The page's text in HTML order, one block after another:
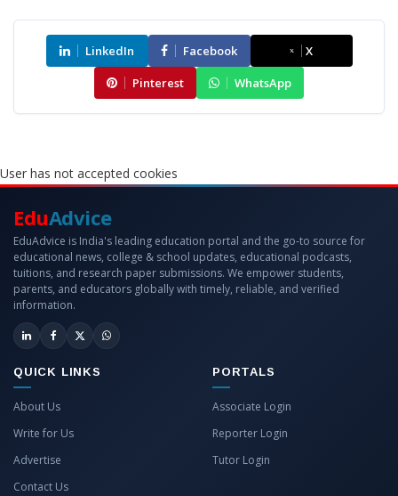
LinkedIn Facebook
X
Pinterest
WhatsApp
User has not accepted cookies
EduAdvice
EduAdvice is India's leading education portal and the go-to source for
educational news, college & school updates, educational podcasts,
tuitions, and research paper submissions. We empower students,
parents, and educators globally with timely, reliable, and verified
information.
QUICK LINKS
About Us
Write for Us
Advertise
Contact Us
PORTALS
Associate Login
Reporter Login
Tutor Login